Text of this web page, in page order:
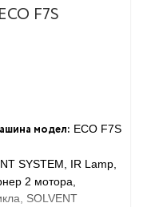
F7S
модел: ECO F7S
SYSTEM, IR Lamp,
2 мотора,
SOLVENT